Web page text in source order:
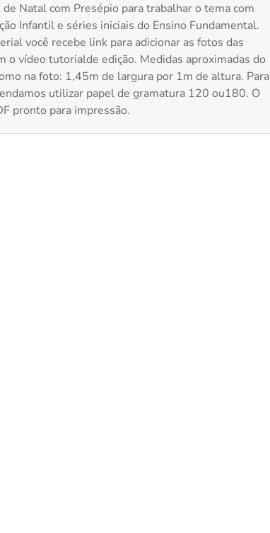
de Natal com Presépio para trabalhar o tema com
Infantil e séries iniciais do Ensino Fundamental.
você recebe link para adicionar as fotos das
o vídeo tutorialde edição. Medidas aproximadas do
na foto: 1,45m de largura por 1m de altura. Para
utilizar papel de gramatura 120 ou180. O
pronto para impressão.